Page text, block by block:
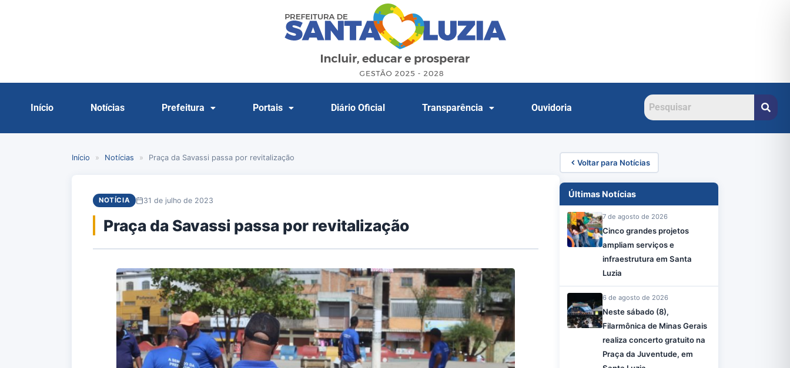
Início Notícias Prefeitura Portais Diário Oficial Transparência Ouvidoria
Início » Notícias » Praça da Savassi passa por revitalização
NOTÍCIA 31 de julho de 2023
Praça da Savassi passa por revitalização
Voltar para Notícias
Últimas Notícias
7 de agosto de 2026
Cinco grandes projetos
ampliam serviços e
infraestrutura em Santa
Luzia
6 de agosto de 2026
Neste sábado (8),
Filarmônica de Minas Gerais
realiza concerto gratuito na
Praça da Juventude, em